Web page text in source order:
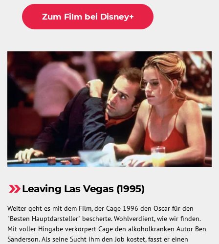
Zum Film bei Disney+
Leaving Las Vegas (1995)
Weiter geht es mit dem Film, der Cage 1996 den Oscar für den
"Besten Hauptdarsteller" bescherte. Wohlverdient, wie wir finden.
Mit voller Hingabe verkörpert Cage den alkoholkranken Autor Ben
Sanderson. Als seine Sucht ihm den Job kostet, fasst er einen